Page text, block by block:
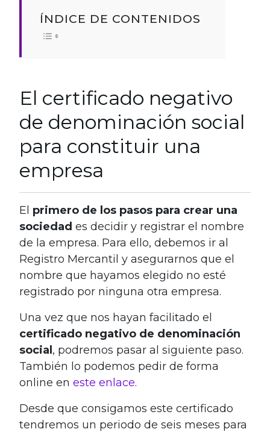
ÍNDICE DE CONTENIDOS
El certificado negativo
de denominación social
para constituir una
empresa
El primero de los pasos para crear una
sociedad es decidir y registrar el nombre
de la empresa. Para ello, debemos ir al
Registro Mercantil y asegurarnos que el
nombre que hayamos elegido no esté
registrado por ninguna otra empresa.
Una vez que nos hayan facilitado el
certificado negativo de denominación
social , podremos pasar al siguiente paso.
También lo podemos pedir de forma
online en este enlace.
Desde que consigamos este certificado
tendremos un periodo de seis meses para